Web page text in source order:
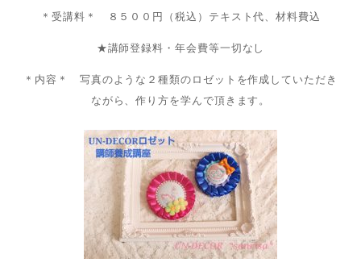
＊受講料＊ ８５００円（税込）テキスト代、材料費込
★講師登録料・年会費等一切なし
＊内容＊ 写真のような２種類のロゼットを作成していただき
ながら、作り方を学んで頂きます。